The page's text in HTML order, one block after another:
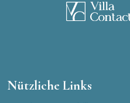
Nützliche Links